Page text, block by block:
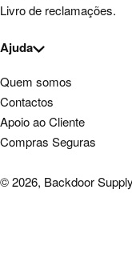
Livro de reclamações.
Ajuda
Quem somos
Contactos
Apoio ao Cliente
Compras Seguras
© 2026, Backdoor